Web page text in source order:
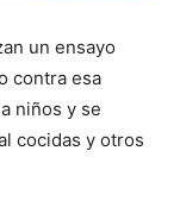
un ensayo
contra esa
niños y se
cocidas y otros